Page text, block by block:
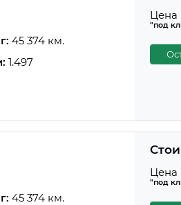
45 374 км.
1.497
Цена
"под
45 374 км.
Цена
"под